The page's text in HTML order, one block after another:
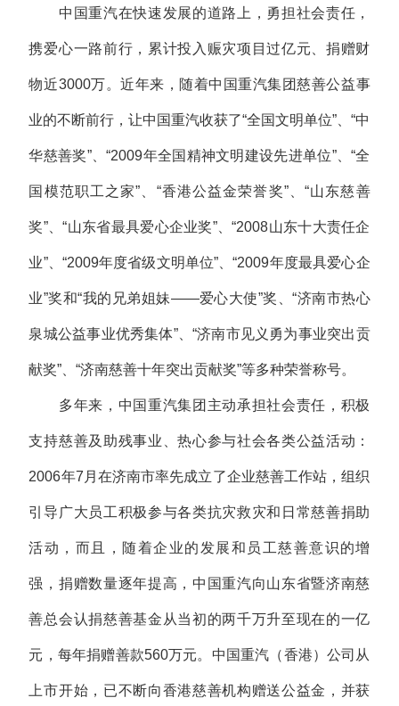
中国重汽在快速发展的道路上，勇担社会责任，
携爱心一路前行，累计投入赈灾项目过亿元、捐赠财
物近3000万。近年来，随着中国重汽集团慈善公益事
业的不断前行，让中国重汽收获了“全国文明单位”、“中
华慈善奖”、“2009年全国精神文明建设先进单位”、“全
国模范职工之家”、“香港公益金荣誉奖”、“山东慈善
奖”、“山东省最具爱心企业奖”、“2008山东十大责任企
业”、“2009年度省级文明单位”、“2009年度最具爱心企
业”奖和“我的兄弟姐妹——爱心大使”奖、“济南市热心
泉城公益事业优秀集体”、“济南市见义勇为事业突出贡
献奖”、“济南慈善十年突出贡献奖”等多种荣誉称号。
多年来，中国重汽集团主动承担社会责任，积极
支持慈善及助残事业、热心参与社会各类公益活动：
2006年7月在济南市率先成立了企业慈善工作站，组织
引导广大员工积极参与各类抗灾救灾和日常慈善捐助
活动，而且，随着企业的发展和员工慈善意识的增
强，捐赠数量逐年提高，中国重汽向山东省暨济南慈
善总会认捐慈善基金从当初的两千万升至现在的一亿
元，每年捐赠善款560万元。中国重汽（香港）公司从
上市开始，已不断向香港慈善机构赠送公益金，并获